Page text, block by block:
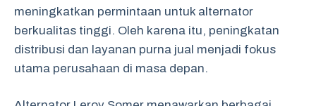
meningkatkan permintaan untuk alternator
berkualitas tinggi. Oleh karena itu, peningkatan
distribusi dan layanan purna jual menjadi fokus
utama perusahaan di masa depan.